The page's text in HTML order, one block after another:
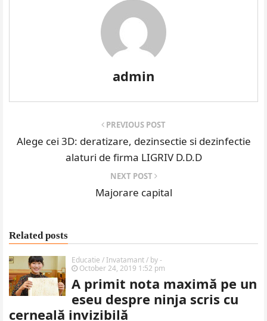
admin
PREVIOUS POST
Alege cei 3D: deratizare, dezinsectie si dezinfectie
alaturi de firma LIGRIV D.D.D
NEXT POST
Majorare capital
Related posts
Educatie / Invatamant/ by-
October 24, 2019 1:52 pm
A primit nota maximă pe un
eseu despre ninja scris cu
cerneală invizibilă